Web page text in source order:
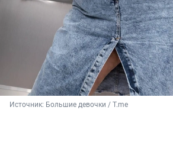
Источник: Большие девочки / T.me